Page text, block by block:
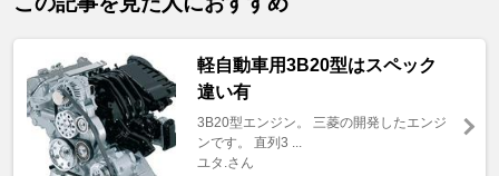
軽自動車用3B20型はスペック
違い有
3B20型エンジン。 三菱の開発したエンジ
ンです。 直列3 ...
ユタ.さん